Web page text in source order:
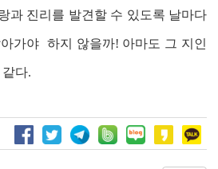
과 진리를 발견할 수 있도록 날마다
가야 하지 않을까! 아마도 그 지인
다.